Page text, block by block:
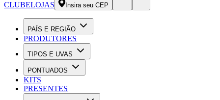
CLUBELOJAS Insira seu CEP
PAÍS E REGIÃO
PRODUTORES
TIPOS E UVAS
PONTUADOS
KITS
PRESENTES